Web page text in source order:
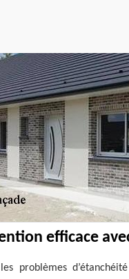
efficace
problèmes